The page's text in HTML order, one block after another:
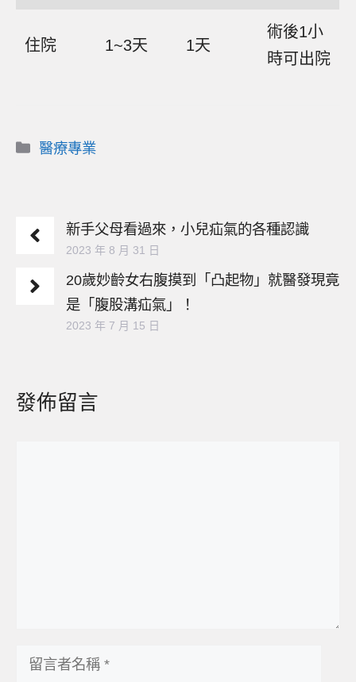
住院 1~3天 1天
術後1小
時可出院
分
醫療專業
新手父母看過來，小兒疝氣的各種認識
2023 年 8 月 31 日
20歲妙齡女右腹摸到「凸起物」就醫發現竟
是「腹股溝疝氣」！
2023 年 7 月 15 日
發佈留言